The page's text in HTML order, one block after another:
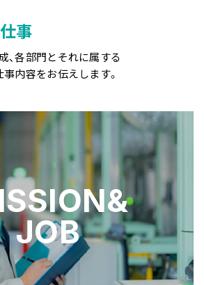
事
、各部門とそれに属する
内容をお伝えします。
JOB